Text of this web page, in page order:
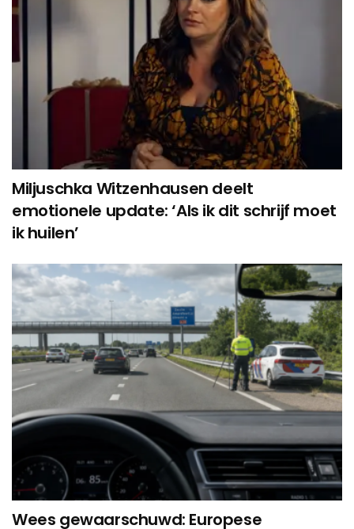
Miljuschka Witzenhausen deelt
emotionele update: ‘Als ik dit schrijf moet
ik huilen’
Wees gewaarschuwd: Europese